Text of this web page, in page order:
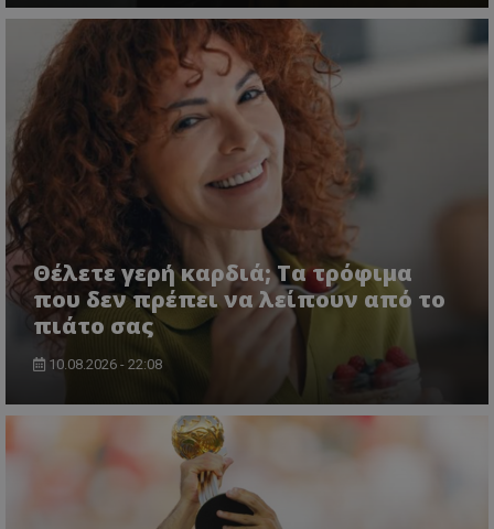
Θέλετε γερή καρδιά; Τα τρόφιμα
που δεν πρέπει να λείπουν από το
πιάτο σας
10.08.2026 - 22:08